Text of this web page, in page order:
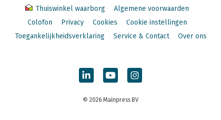
Thuiswinkel waarborg
Algemene voorwaarden
Colofon
Privacy Cookies
Cookie instellingen
Toegankelijkheidsverklaring
Service & Contact Over ons
© 2026 Mainpress BV